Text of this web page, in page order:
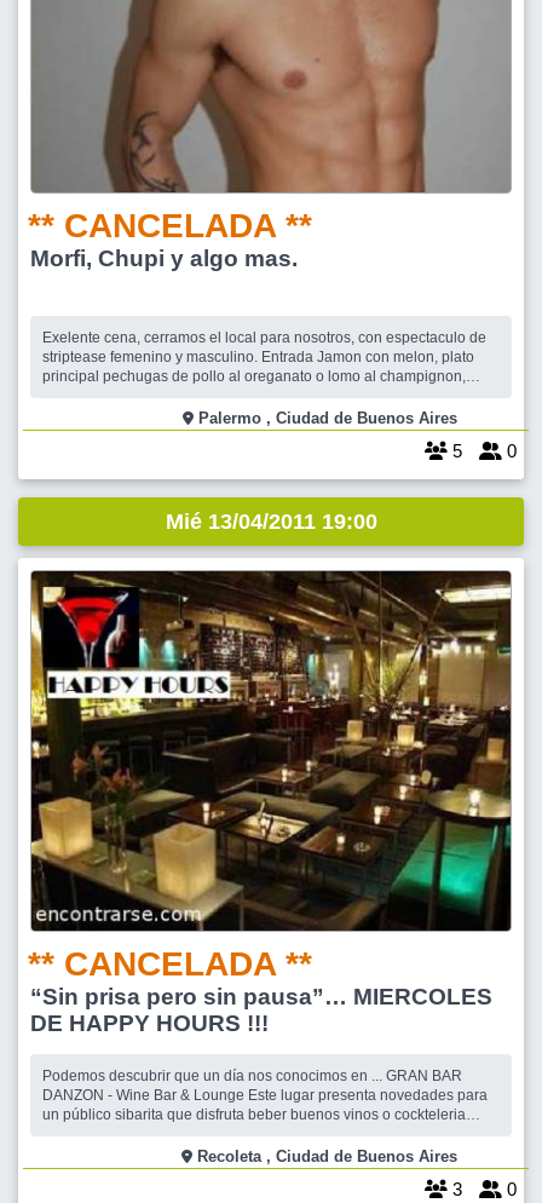
** CANCELADA **
Morfi, Chupi y algo mas.
Exelente cena, cerramos el local para nosotros, con espectaculo de
striptease femenino y masculino. Entrada Jamon con melon, plato
principal pechugas de pollo al oreganato o lomo al champignon,
Champagne Navarro Correas con petit fruits. Costo $100.- Se paga
en la entrada del loca
Palermo , Ciudad de Buenos Aires
5 0
Mié 13/04/2011 19:00
** CANCELADA **
“Sin prisa pero sin pausa”… MIERCOLES
DE HAPPY HOURS !!!
Podemos descubrir que un día nos conocimos en ... GRAN BAR
DANZON - Wine Bar & Lounge Este lugar presenta novedades para
un público sibarita que disfruta beber buenos vinos o cockteleria
appetatizers o sushi . TRAGOS dde $20.-Recoleta , Ciudad de Buenos Aires
3 0